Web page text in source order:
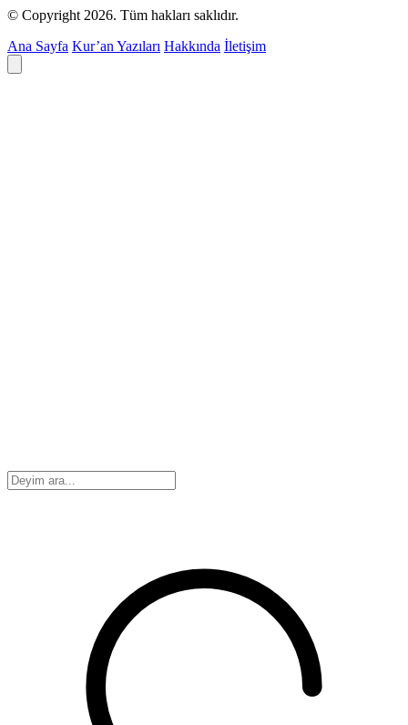
© Copyright 2026. Tüm hakları saklıdır.
Ana Sayfa Kur’an Yazıları Hakkında İletişim